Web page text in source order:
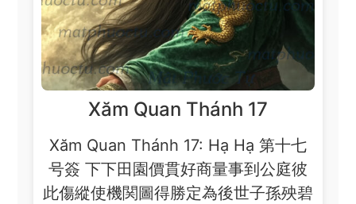
Xăm Quan Thánh 17
Xăm Quan Thánh 17: Hạ Hạ 第十七
号簽 下下田園價貫好商量事到公庭彼
此傷縱使機関圖得勝定為後世子孫殃碧